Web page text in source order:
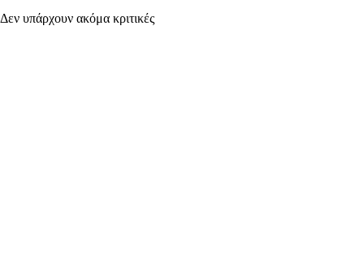
Δεν υπάρχουν ακόμα κριτικές